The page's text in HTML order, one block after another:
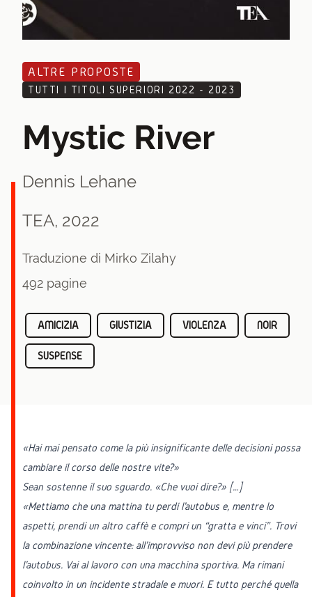
ALTRE PROPOSTE
TUTTI I TITOLI SUPERIORI 2022 - 2023
Mystic River
Dennis Lehane
TEA, 2022
Traduzione di Mirko Zilahy
492 pagine
AMICIZIA GIUSTIZIA VIOLENZA NOIR
SUSPENSE
«Hai mai pensato come la più insignificante delle decisioni possa
cambiare il corso delle nostre vite?»
Sean sostenne il suo sguardo. «Che vuoi dire?» […]
«Mettiamo che una mattina tu perdi l'autobus e, mentre lo
aspetti, prendi un altro caffè e compri un “gratta e vinci”. Trovi
la combinazione vincente: all'improvviso non devi più prendere
l'autobus. Vai al lavoro con una macchina sportiva. Ma rimani
coinvolto in un incidente stradale e muori. E tutto perché quella